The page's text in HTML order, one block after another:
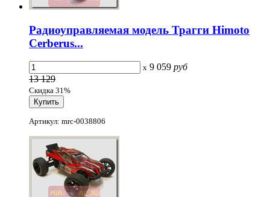
Радиоуправляемая модель Трагги Himoto
Cerberus...
x 9 059 руб
13 129
Скидка 31%
Артикул: mrc-0038806